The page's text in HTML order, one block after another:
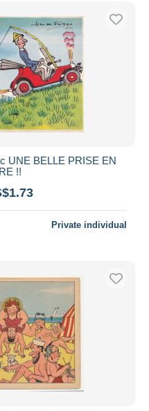
UNE BELLE PRISE EN
!!
Private individual